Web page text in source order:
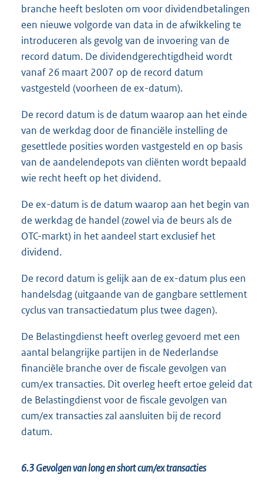
branche heeft besloten om voor dividendbetalingen
een nieuwe volgorde van data in de afwikkeling te
introduceren als gevolg van de invoering van de
record datum. De dividendgerechtigdheid wordt
vanaf 26 maart 2007 op de record datum
vastgesteld (voorheen de ex-datum).
De record datum is de datum waarop aan het einde
van de werkdag door de financiële instelling de
gesettlede posities worden vastgesteld en op basis
van de aandelendepots van cliënten wordt bepaald
wie recht heeft op het dividend.
De ex-datum is de datum waarop aan het begin van
de werkdag de handel (zowel via de beurs als de
OTC-markt) in het aandeel start exclusief het
dividend.
De record datum is gelijk aan de ex-datum plus een
handelsdag (uitgaande van de gangbare settlement
cyclus van transactiedatum plus twee dagen).
De Belastingdienst heeft overleg gevoerd met een
aantal belangrijke partijen in de Nederlandse
financiële branche over de fiscale gevolgen van
cum/ex transacties. Dit overleg heeft ertoe geleid dat
de Belastingdienst voor de fiscale gevolgen van
cum/ex transacties zal aansluiten bij de record
datum.
6.3 Gevolgen van long en short cum/ex transacties